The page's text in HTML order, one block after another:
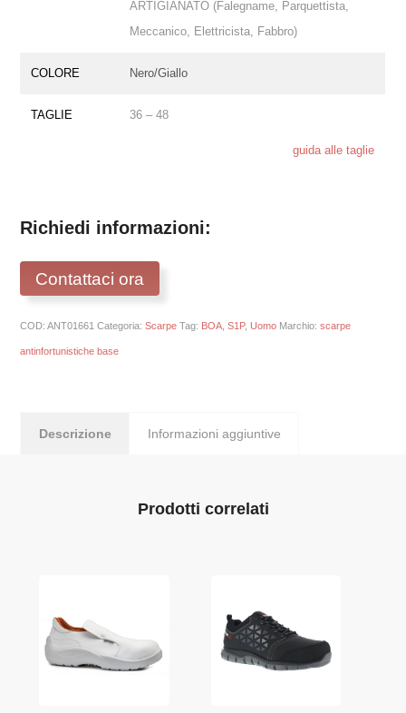
ARTIGIANATO (Falegname, Parquettista,
Meccanico, Elettricista, Fabbro)
COLORE Nero/Giallo
TAGLIE 36 – 48
guida alle taglie
Richiedi informazioni:
Contattaci ora
COD:ANT01661 Categoria:Scarpe Tag: BOA ,S1P,Uomo Marchio:scarpe
antinfortunistiche base
Descrizione Informazioni aggiuntive
Prodotti correlati